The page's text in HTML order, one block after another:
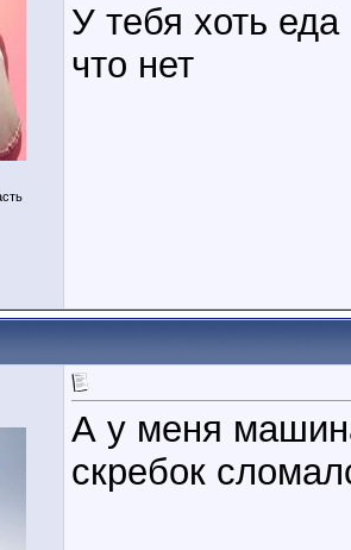
У тебя хоть
что нет
А у меня
скребок